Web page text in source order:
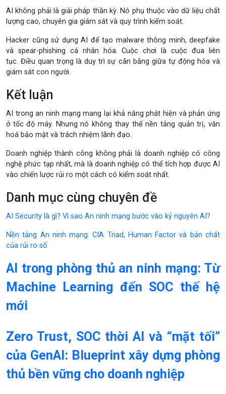
AI không phải là giải pháp thần kỳ. Nó phụ thuộc vào dữ liệu chất
lượng cao, chuyên gia giám sát và quy trình kiểm soát.
Hacker cũng sử dụng AI để tạo malware thông minh, deepfake
và spear-phishing cá nhân hóa. Cuộc chơi là cuộc đua liên
tục. Điều quan trọng là duy trì sự cân bằng giữa tự động hóa và
giám sát con người.
Kết luận
AI trong an ninh mạng mang lại khả năng phát hiện và phản ứng
ở tốc độ máy. Nhưng nó không thay thế nền tảng quản trị, văn
hoá bảo mật và trách nhiệm lãnh đạo.
Doanh nghiệp thành công không phải là doanh nghiệp có công
nghệ phức tạp nhất, mà là doanh nghiệp có thể tích hợp được AI
vào chiến lược rủi ro một cách có kiểm soát nhất.
Danh mục cùng chuyên đề
AI Security là gì? Vì sao An ninh mạng bước vào kỷ nguyên AI?
Nền tảng An ninh mạng: CIA Triad, Human Factor và bản chất
của rủi ro số
AI trong phòng thủ an ninh mạng: Từ
Machine Learning đến SOC thế hệ
mới
Zero Trust, SOC thời AI và “mặt tối”
của GenAI: Blueprint xây dựng phòng
thủ bền vững cho doanh nghiệp